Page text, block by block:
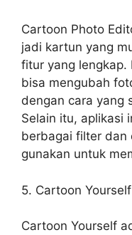
Cartoon Photo
jadi kartun yang
fitur yang lengkap.
bisa mengubah
dengan cara yang
Selain itu, aplikasi
berbagai filter dan
gunakan untuk
5. Cartoon Yourself
Cartoon Yourself